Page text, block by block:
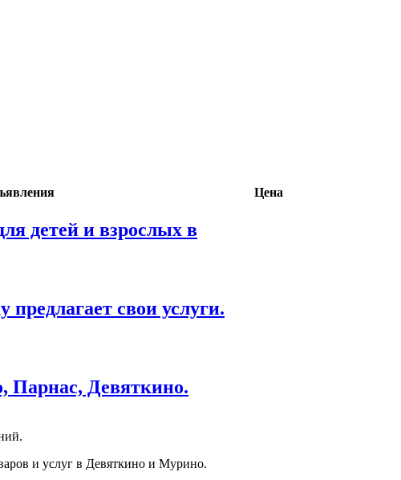
Цена
детей и взрослых в
свои услуги.
Парнас, Девяткино.
и услуг в Девяткино и Мурино.